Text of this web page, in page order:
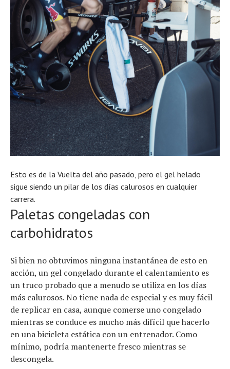
Esto es de la Vuelta del año pasado, pero el gel helado
sigue siendo un pilar de los días calurosos en cualquier
carrera.
Paletas congeladas con
carbohidratos
Si bien no obtuvimos ninguna instantánea de esto en
acción, un gel congelado durante el calentamiento es
un truco probado que a menudo se utiliza en los días
más calurosos. No tiene nada de especial y es muy fácil
de replicar en casa, aunque comerse uno congelado
mientras se conduce es mucho más difícil que hacerlo
en una bicicleta estática con un entrenador. Como
mínimo, podría mantenerte fresco mientras se
descongela.